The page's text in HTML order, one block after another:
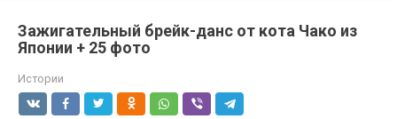
Зажигательный брейк-данс от кота Чако из
Японии + 25 фото
Истории